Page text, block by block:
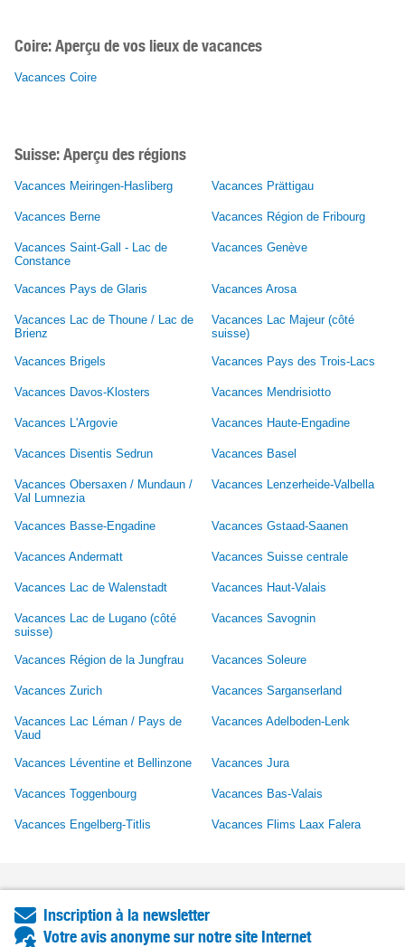
Coire:Aperçu de vos lieux de vacances
Vacances Coire
Suisse: Aperçu des régions
Vacances Meiringen-Hasliberg Vacances Prättigau
Vacances Berne Vacances Région de Fribourg
Vacances Saint-Gall - Lac de
Constance
Vacances Genève
Vacances Pays de Glaris Vacances Arosa
Vacances Lac de Thoune / Lac de
Brienz
Vacances Lac Majeur (côté
suisse)
Vacances Brigels Vacances Pays des Trois-Lacs
Vacances Davos-Klosters Vacances Mendrisiotto
Vacances L'Argovie Vacances Haute-Engadine
Vacances Disentis Sedrun Vacances Basel
Vacances Obersaxen / Mundaun /
Val Lumnezia
Vacances Lenzerheide-Valbella
Vacances Basse-Engadine Vacances Gstaad-Saanen
Vacances Andermatt Vacances Suisse centrale
Vacances Lac de Walenstadt Vacances Haut-Valais
Vacances Lac de Lugano (côté
suisse)
Vacances Savognin
Vacances Région de la Jungfrau Vacances Soleure
Vacances Zurich Vacances Sarganserland
Vacances Lac Léman / Pays de
Vaud
Vacances Adelboden-Lenk
Vacances Léventine et Bellinzone Vacances Jura
Vacances Toggenbourg Vacances Bas-Valais
Vacances Engelberg-Titlis Vacances Flims Laax Falera
Inscription à la newsletter
Votre avis anonyme sur notre site Internet